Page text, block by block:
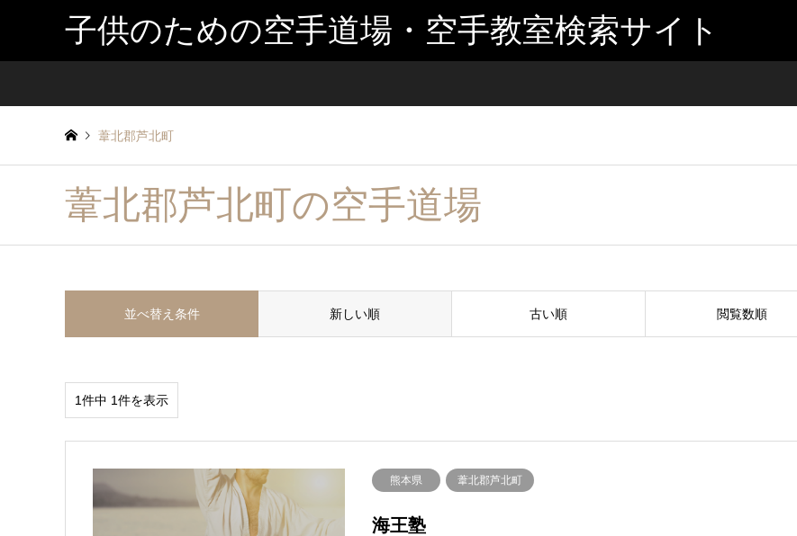
子供のための空手道場・空手教室検索サイト
葦北郡芦北町
葦北郡芦北町の空手道場
並べ替え条件 新しい順 古い順 閲覧数順
1件中 1件を表示
熊本県 葦北郡芦北町
海王塾